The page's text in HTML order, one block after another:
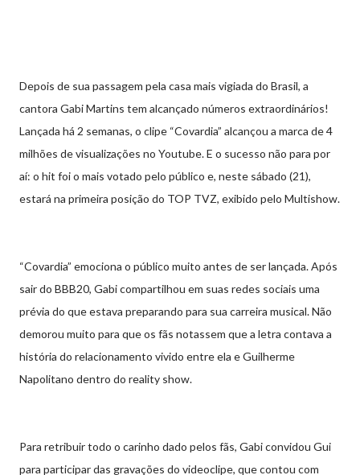
Depois de sua passagem pela casa mais vigiada do Brasil, a
cantora Gabi Martins tem alcançado números extraordinários!
Lançada há 2 semanas, o clipe “Covardia” alcançou a marca de 4
milhões de visualizações no Youtube. E o sucesso não para por
aí: o hit foi o mais votado pelo público e, neste sábado (21),
estará na primeira posição do TOP TVZ, exibido pelo Multishow.
“Covardia” emociona o público muito antes de ser lançada. Após
sair do BBB20, Gabi compartilhou em suas redes sociais uma
prévia do que estava preparando para sua carreira musical. Não
demorou muito para que os fãs notassem que a letra contava a
história do relacionamento vivido entre ela e Guilherme
Napolitano dentro do reality show.
Para retribuir todo o carinho dado pelos fãs, Gabi convidou Gui
para participar das gravações do videoclipe, que contou com